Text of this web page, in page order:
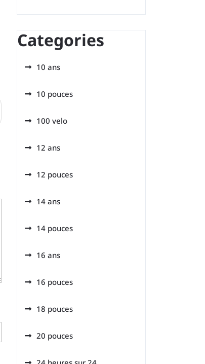
Categories
10 ans
10 pouces
100 velo
12 ans
12 pouces
14 ans
14 pouces
16 ans
16 pouces
18 pouces
20 pouces